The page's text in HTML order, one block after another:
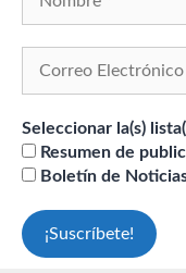
Seleccionar la(s)
Resumen de
Boletín de